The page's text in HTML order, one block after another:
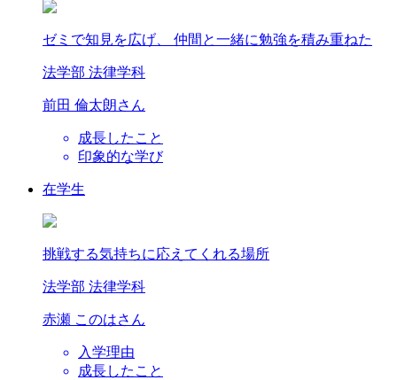
ゼミで知見を広げ、 仲間と一緒に勉強を積み重ねた
法学部 法律学科
前田 倫太朗さん
成長したこと
印象的な学び
在学生
挑戦する気持ちに応えてくれる場所
法学部 法律学科
赤瀬 このはさん
入学理由
成長したこと